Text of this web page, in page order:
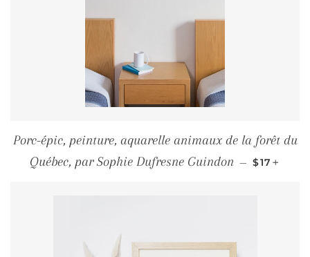
Porc-épic, peinture, aquarelle animaux de la forêt du
Québec, par Sophie Dufresne Guindon — PRIX
$17